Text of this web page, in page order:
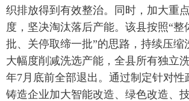
织排放得到有效整治。同时，加大重
度，坚决淘汰落后产能。该县按照“整
批、关停取缔一批”的思路，持续压缩
大幅度削减洗选产能，全县所有独立
年7月底前全部退出。通过制定针对性
铸造企业加大智能改造、绿色改造、